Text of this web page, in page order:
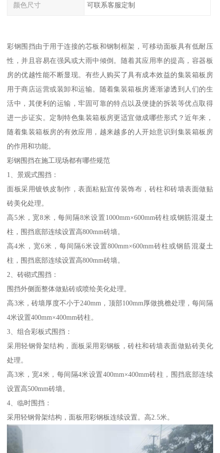
颜色尺寸 可联系客服定制
彩钢围挡由于用于连接的芯板和钢制框架，可移动面板具有低耐压
性，并且容易在强风或大雨中倾倒。随着其应用率的提高，容器板
房的优越性能不断显现。有些人购买了具有成本效益的集装箱板房
用于商店运营或装卸和运输。随着集装箱板房逐渐渗透到人们的生
活中，其便利的运输，牢固可靠的特点以及便捷的拆装等优点取得
进一步证实。定制特色集装箱板房更适宜做成哪些形式？近年来，
随着集装箱板房的有效应用，越来越多的人开始意识到集装箱板房
的作用和功能。
彩钢围挡在施工现场都有哪些规范
1、景观式围挡：
面板采用镀铁皮制作，表面粘贴宣传装饰布，砖柱和砖墙表面做贴
砖美化处理。
高5米，宽8米，每间隔8米设置1000mm×600mm砖柱或钢筋混凝土
柱，围挡底部连续设置高800mm砖墙。
高4米，宽6米，每间隔6米设置800mm×600mm砖柱或钢筋混凝土
柱，围挡底部连续设置高800mm砖墙。
2、砖砌式围挡：
围挡外侧面整体做贴砖或喷绘美化处理。
高3米，砖墙厚度不小于240mm，顶部100mm厚做挑檐处理，每间隔
4米设置400mm×400mm砖柱。
3、组合彩板式围挡：
采用轻钢骨架结构，面板采用彩钢板，砖柱和砖墙表面做贴砖美化
处理。
高3米，宽4米，每间隔4米设置400mm×400mm砖柱，围挡底部连续
设置高500mm砖墙。
4、临时围挡：
采用轻钢骨架结构，面板用彩钢板连续设置。高2.5米。